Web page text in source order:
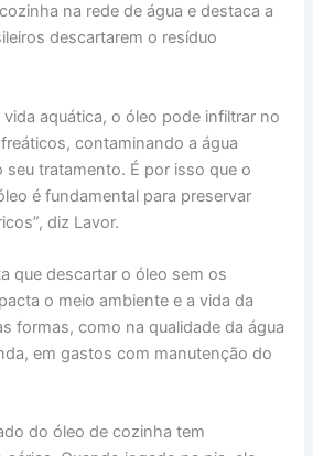
na rede de água e destaca a
descartarem o resíduo
vida aquática, o óleo pode infiltrar no
contaminando a água
seu tratamento. É por isso que o
é fundamental para preservar
diz Lavor.
que descartar o óleo sem os
o meio ambiente e a vida da
formas, como na qualidade da água
em gastos com manutenção do
do óleo de cozinha tem